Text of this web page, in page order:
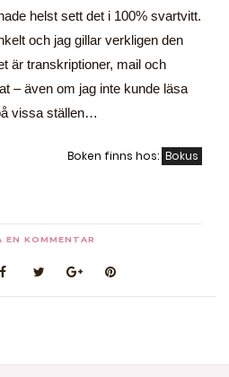
helst sett det i 100% svartvitt.
och jag gillar verkligen den
är transkriptioner, mail och
– även om jag inte kunde läsa
vissa ställen…
Boken finns hos: Bokus
EN KOMMENTAR